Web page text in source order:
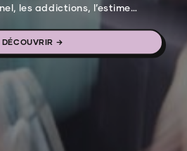
les addictions, l’estime…
DÉCOUVRIR →